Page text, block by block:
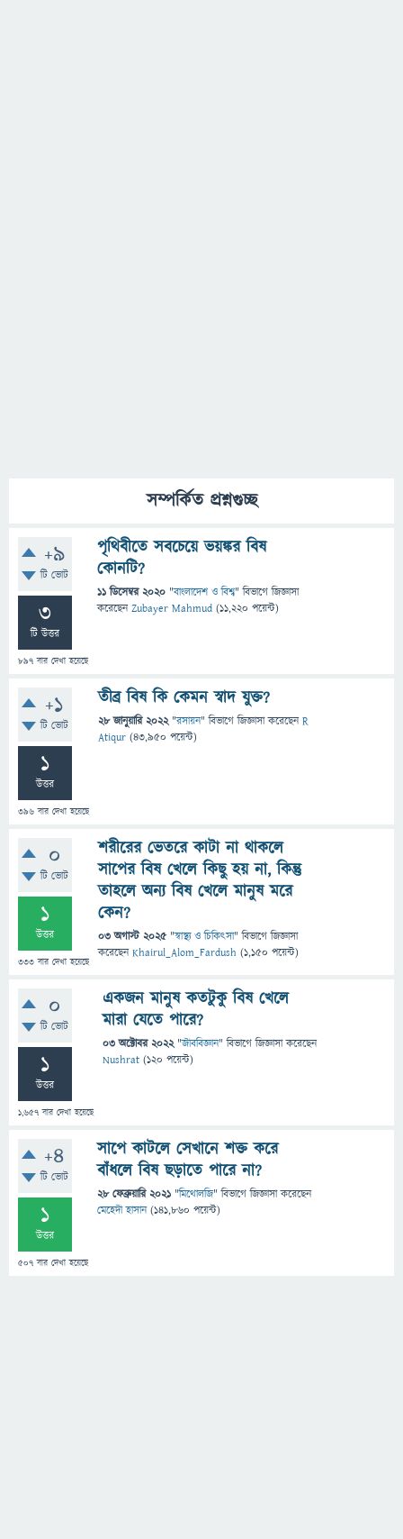
সম্পর্কিত প্রশ্নগুচ্ছ
+9
টি ভোট
3
টি উত্তর
897 বার দেখা হয়েছে
পৃথিবীতে সবচেয়ে ভয়ঙ্কর বিষ
কোনটি?
11 ডিসেম্বর 2020 "বাংলাদেশ ও বিশ্ব" বিভাগে জিজ্ঞাসা
করেছেনZubayer Mahmud (11,220 পয়েন্ট)
+1
টি ভোট
1
উত্তর
396 বার দেখা হয়েছে
তীব্র বিষ কি কেমন স্বাদ যুক্ত?
28 জানুয়ারি 2022 "রসায়ন" বিভাগে জিজ্ঞাসাকরেছেনR
Atiqur (43,950 পয়েন্ট)
0
টি ভোট
1
উত্তর
333 বার দেখা হয়েছে
শরীরের ভেতরে কাটা না থাকলে
সাপের বিষ খেলে কিছু হয় না, কিন্তু
তাহলে অন্য বিষ খেলে মানুষ মরে
কেন?
03 অগাস্ট 2025 "স্বাস্থ্য ও চিকিৎসা" বিভাগে জিজ্ঞাসা
করেছেনKhairul_Alom_Fardush (1,150 পয়েন্ট)
0
টি ভোট
1
উত্তর
1,657 বার দেখা হয়েছে
একজন মানুষ কতটুকু বিষ খেলে
মারা যেতে পারে?
03 অক্টোবর 2022 "জীববিজ্ঞান" বিভাগে জিজ্ঞাসাকরেছেন
Nushrat (120 পয়েন্ট)
+4
টি ভোট
1
উত্তর
507 বার দেখা হয়েছে
সাপে কাটলে সেখানে শক্ত করে
বাঁধলে বিষ ছড়াতে পারে না?
28 ফেব্রুয়ারি 2021 "মিথোলজি" বিভাগে জিজ্ঞাসাকরেছেন
মেহেদী হাসান (141,860 পয়েন্ট)